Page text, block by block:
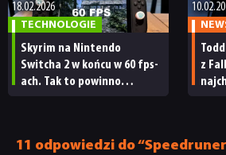
18.02.2026
TECHNOLOGIE
Skyrim na Nintendo
Switcha 2 w końcu w 60 fps-
ach. Tak to powinno
z
11 odpowiedzi do